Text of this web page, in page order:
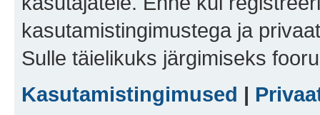
kasutamistingimustega ja
Sulle täielikuks järgimiseks
Kasutamistingimused |